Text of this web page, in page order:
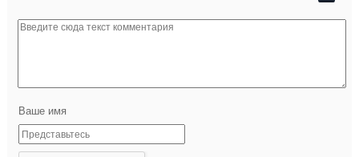
Ваше имя